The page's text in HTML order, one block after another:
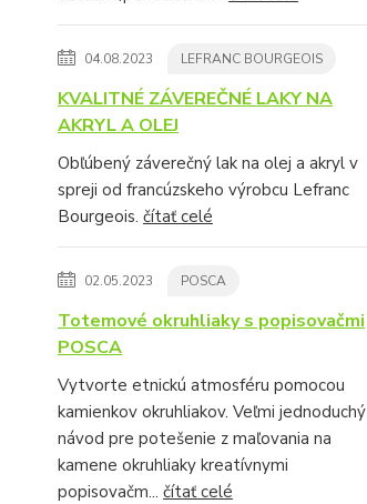
04.08.2023 LEFRANC BOURGEOIS
KVALITNÉ ZÁVEREČNÉ LAKY NA
AKRYL A OLEJ
Obľúbený záverečný lak na olej a akryl v
spreji od francúzskeho výrobcu Lefranc
Bourgeois. čítať celé
02.05.2023 POSCA
Totemové okruhliaky s popisovačmi
POSCA
Vytvorte etnickú atmosféru pomocou
kamienkov okruhliakov. Veľmi jednoduchý
návod pre potešenie z maľovania na
kamene okruhliaky kreatívnymi
popisovačm... čítať celé